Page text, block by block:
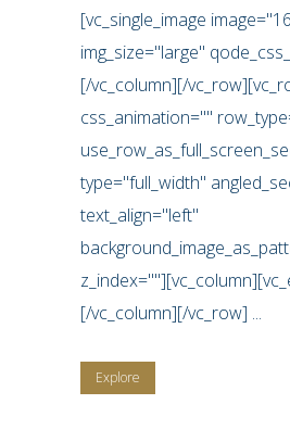
[vc_single_image
img_size="large"
[/vc_column][/
css_animation=""
type="full_width"
text_align="left"
[/vc_column][/vc_row] ...
Explore